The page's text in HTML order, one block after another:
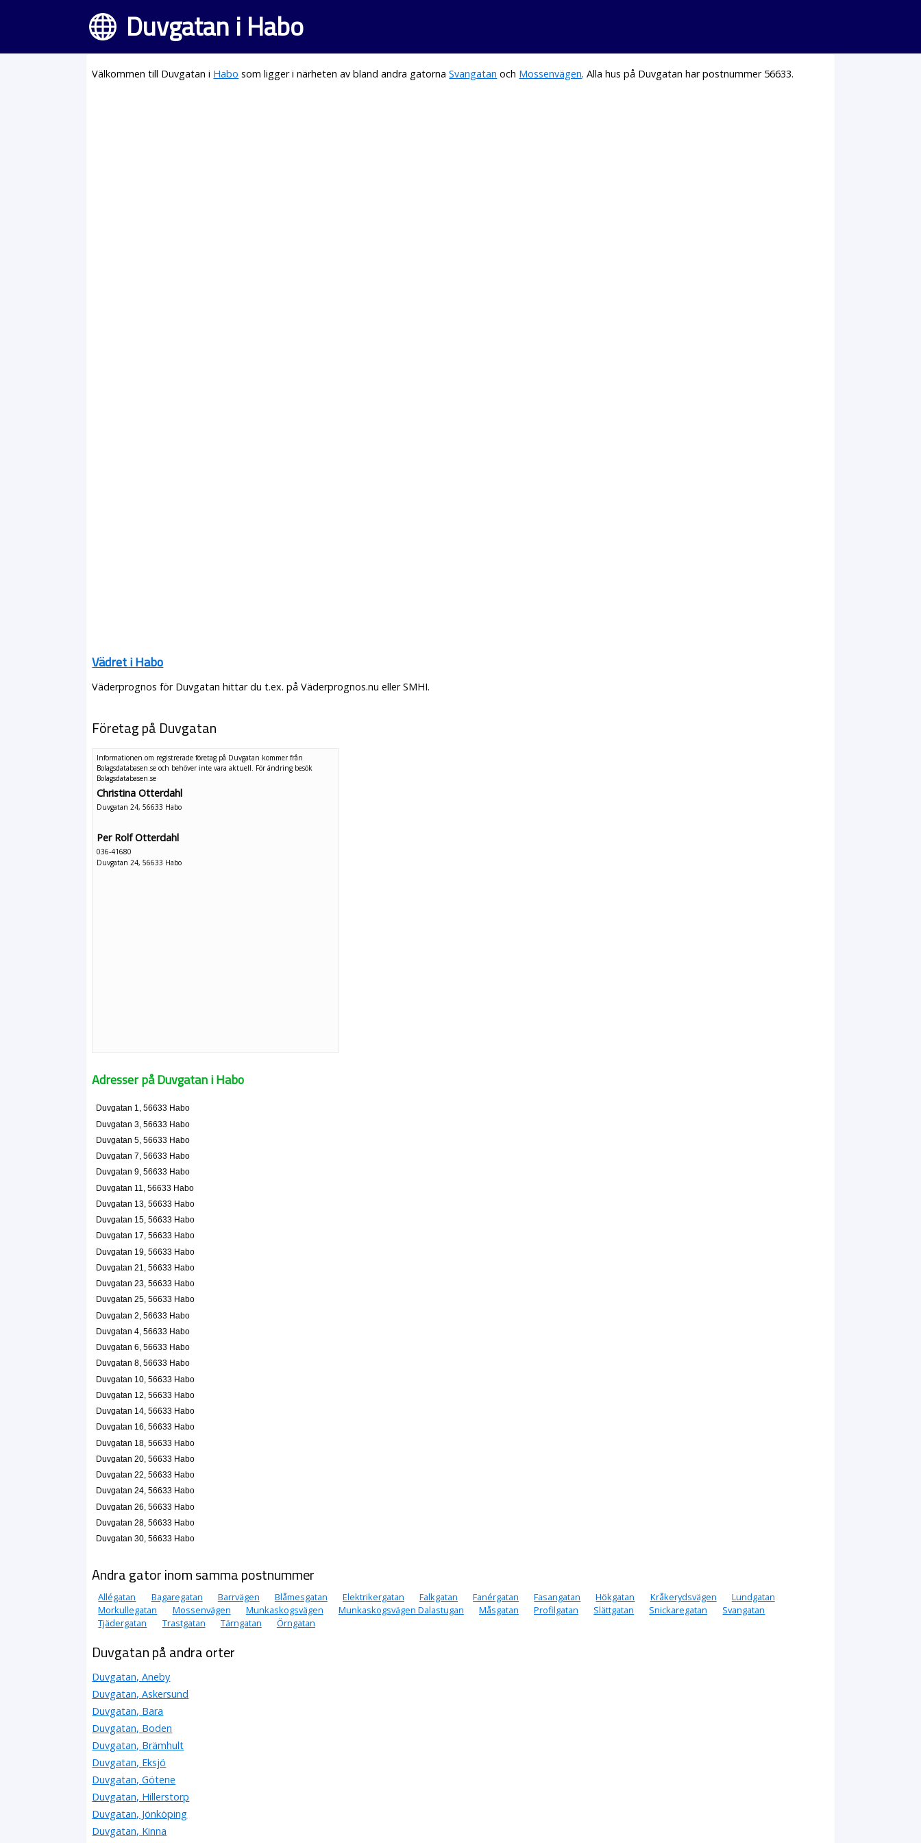
Duvgatan i Habo
Välkommen till Duvgatan i Habo som ligger i närheten av bland andra gatornaSvangatan och Mossenvägen. Alla hus på Duvgatan har postnummer 56633.
Vädret i Habo
Väderprognos för Duvgatan hittar du t.ex. på Väderprognos.nu eller SMHI.
Företag på Duvgatan
Informationen om registrerade företag på Duvgatan kommer från
Bolagsdatabasen.se och behöver inte vara aktuell. För ändring besök
Bolagsdatabasen.se
Christina Otterdahl
Duvgatan 24, 56633 Habo
Per Rolf Otterdahl
036-41680
Duvgatan 24, 56633 Habo
Adresser på Duvgatan i Habo
Duvgatan 1, 56633 Habo
Duvgatan 3, 56633 Habo
Duvgatan 5, 56633 Habo
Duvgatan 7, 56633 Habo
Duvgatan 9, 56633 Habo
Duvgatan 11, 56633 Habo
Duvgatan 13, 56633 Habo
Duvgatan 15, 56633 Habo
Duvgatan 17, 56633 Habo
Duvgatan 19, 56633 Habo
Duvgatan 21, 56633 Habo
Duvgatan 23, 56633 Habo
Duvgatan 25, 56633 Habo
Duvgatan 2, 56633 Habo
Duvgatan 4, 56633 Habo
Duvgatan 6, 56633 Habo
Duvgatan 8, 56633 Habo
Duvgatan 10, 56633 Habo
Duvgatan 12, 56633 Habo
Duvgatan 14, 56633 Habo
Duvgatan 16, 56633 Habo
Duvgatan 18, 56633 Habo
Duvgatan 20, 56633 Habo
Duvgatan 22, 56633 Habo
Duvgatan 24, 56633 Habo
Duvgatan 26, 56633 Habo
Duvgatan 28, 56633 Habo
Duvgatan 30, 56633 Habo
Andra gator inom samma postnummer
Allégatan Bagaregatan Barrvägen Blåmesgatan Elektrikergatan Falkgatan Fanérgatan Fasangatan Hökgatan Kråkerydsvägen
Lundgatan
Morkullegatan
Mossenvägen Munkaskogsvägen Munkaskogsvägen Dalastugan Måsgatan Profilgatan Slättgatan Snickaregatan
Svangatan
Tjädergatan
Trastgatan Tärngatan Örngatan
Duvgatan på andra orter
Duvgatan, Aneby
Duvgatan, Askersund
Duvgatan, Bara
Duvgatan, Boden
Duvgatan, Brämhult
Duvgatan, Eksjö
Duvgatan, Götene
Duvgatan, Hillerstorp
Duvgatan, Jönköping
Duvgatan, Kinna